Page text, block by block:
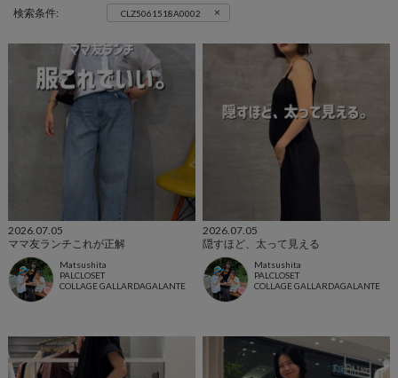
検索条件: CLZ5061518A0002 ×
2026.07.05
ママ友ランチこれが正解
Matsushita
PALCLOSET
COLLAGE GALLARDAGALANTE
2026.07.05
隠すほど、太って見える
Matsushita
PALCLOSET
COLLAGE GALLARDAGALANTE